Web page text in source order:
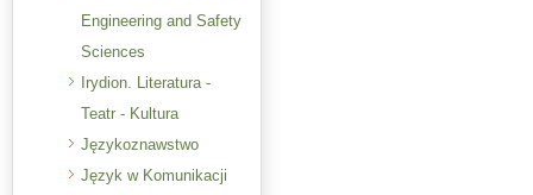
Engineering and Safety
Sciences
Irydion. Literatura -
Teatr - Kultura
Językoznawstwo
Język w Komunikacji